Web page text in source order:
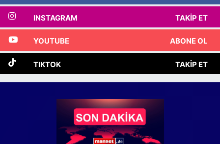
INSTAGRAM TAKIP ET
YOUTUBE ABONE OL
TIKTOK TAKIP ET